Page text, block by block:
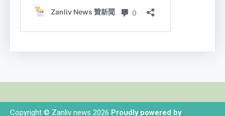
Copyright © Zanliv news 2026 Proudly powered by